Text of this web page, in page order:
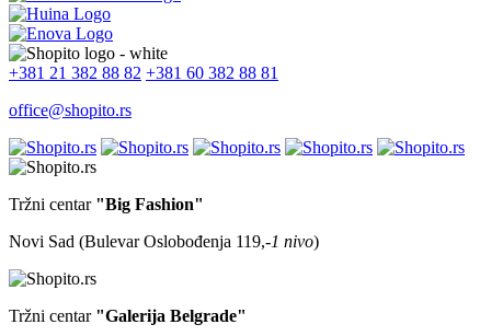
+381 21 382 88 82 +381 60 382 88 81
office@shopito.rs
Tržni centar "Big Fashion"
Novi Sad (Bulevar Oslobođenja 119,-1 nivo)
Tržni centar "Galerija Belgrade"